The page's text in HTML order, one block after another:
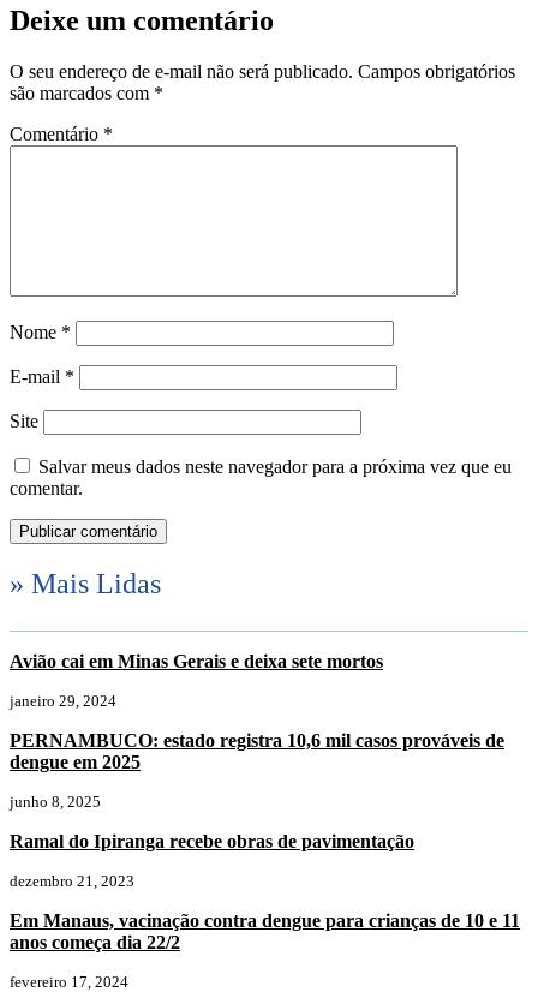
Deixe um comentário
O seu endereço de e-mail não será publicado. Campos obrigatórios
são marcados com *
Comentário *
Nome *
E-mail *
Site
Salvar meus dados neste navegador para a próxima vez que eu
comentar.
» Mais Lidas
Avião cai em Minas Gerais e deixa sete mortos
janeiro 29, 2024
PERNAMBUCO: estado registra 10,6 mil casos prováveis de
dengue em 2025
junho 8, 2025
Ramal do Ipiranga recebe obras de pavimentação
dezembro 21, 2023
Em Manaus, vacinação contra dengue para crianças de 10 e 11
anos começa dia 22/2
fevereiro 17, 2024